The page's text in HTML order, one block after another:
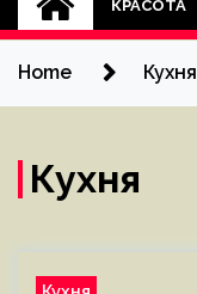
КРАСОТА
Home Кухня
Кухня